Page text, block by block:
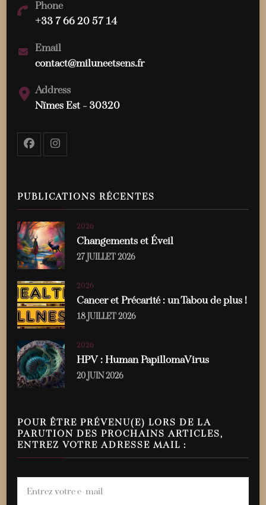
Phone
+33 7 66 20 57 14
Email
contact@miluneetsens.fr
Address
Nïmes Est - 30320
PUBLICATIONS RÉCENTES
2026
Changements et Éveil
27 JUILLET 2026
2026
Cancer et Précarité : un Tabou de plus !
18 JUILLET 2026
2026
HPV : Human PapillomaVirus
20 JUIN 2026
POUR ÊTRE PRÉVENU(E) LORS DE LA
PARUTION DES PROCHAINS ARTICLES,
ENTREZ VOTRE ADRESSE MAIL :